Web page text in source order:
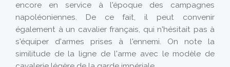
encore en service à l'époque des campagnes
napoléoniennes. De ce fait, il peut convenir
également à un cavalier français, qui n'hésitait pas à
s'équiper d'armes prises à l'ennemi. On note la
similitude de la ligne de l'arme avec le modèle de